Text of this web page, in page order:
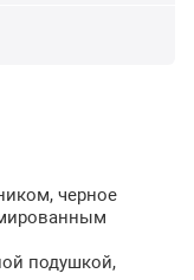
черное
подушкой,